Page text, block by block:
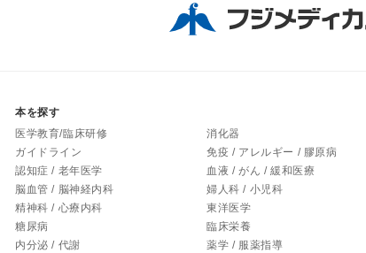
本を探す
医学教育/臨床研修
ガイドライン
認知症 / 老年医学
脳血管 / 脳神経内科
精神科 / 心療内科
糖尿病
内分泌 / 代謝
消化器
免疫 / アレルギー / 膠原病
血液 / がん / 緩和医療
婦人科 / 小児科
東洋医学
臨床栄養
薬学 / 服薬指導